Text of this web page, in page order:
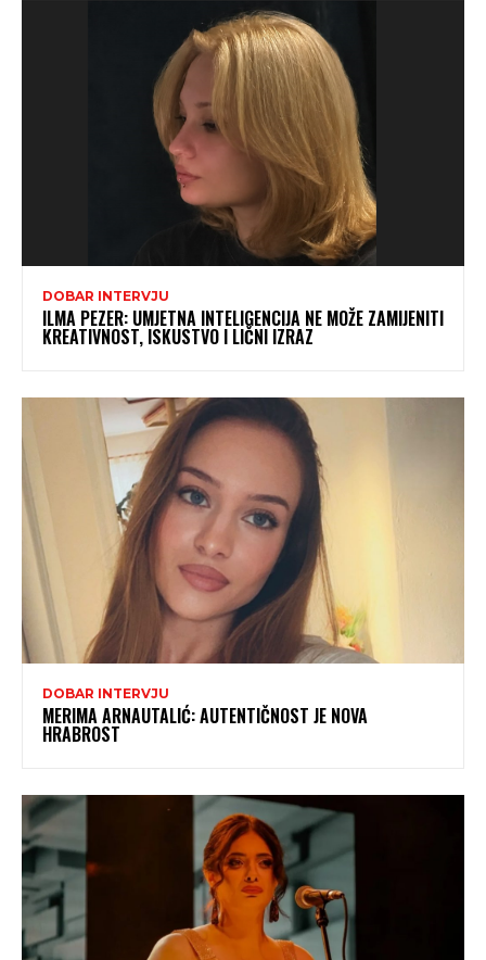
DOBAR INTERVJU
ILMA PEZER: UMJETNA INTELIGENCIJA NE MOŽE ZAMIJENITI
KREATIVNOST, ISKUSTVO I LIČNI IZRAZ
DOBAR INTERVJU
MERIMA ARNAUTALIĆ: AUTENTIČNOST JE NOVA
HRABROST